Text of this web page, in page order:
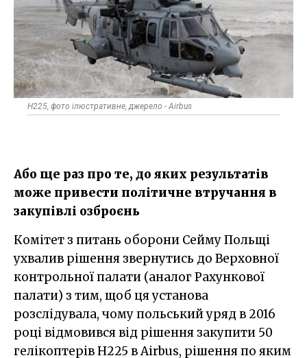
H225, фото ілюстративне, джерело - Airbus
Або ще раз про те, до яких результатів
може привести політичне втручання в
закупівлі озброєнь
Комітет з питань оборони Сейму Польщі
ухвалив рішення звернутись до Верховної
контрольної палати (аналог Рахункової
палати) з тим, щоб ця установа
розслідувала, чому польський уряд в 2016
році відмовився від рішення закупити 50
гелікоптерів H225 в Airbus, рішення по яким